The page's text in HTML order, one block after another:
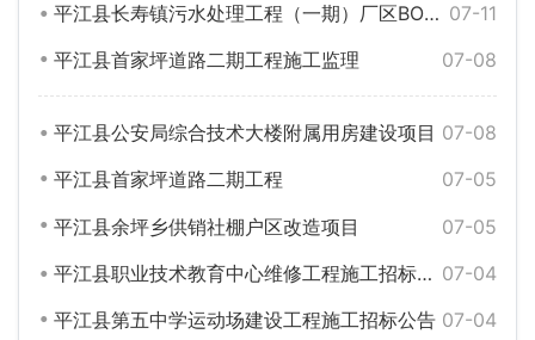
07-11
平江县长寿镇污水处理工程（一期）厂区BOT项目招标公告
07-08
平江县首家坪道路二期工程施工监理
07-08
平江县公安局综合技术大楼附属用房建设项目
07-05
平江县首家坪道路二期工程
07-05
平江县余坪乡供销社棚户区改造项目
07-04
平江县职业技术教育中心维修工程施工招标公告
07-04
平江县第五中学运动场建设工程施工招标公告